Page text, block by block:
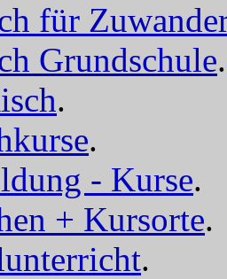
für
Grundschule.
.
.
- Kurse.
+ Kursorte.
.